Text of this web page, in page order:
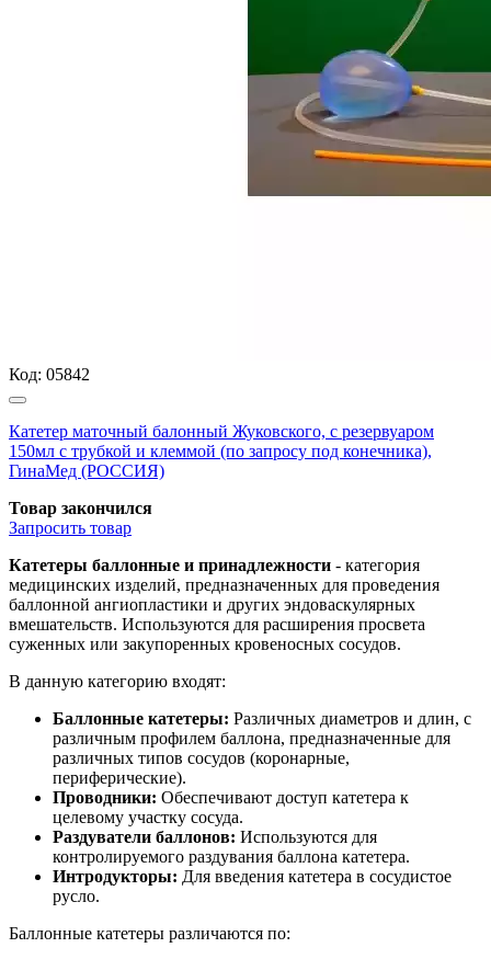
Код: 05842
Катетер маточный балонный Жуковского, с резервуаром
150мл с трубкой и клеммой (по запросу под конечника),
ГинаМед (РОССИЯ)
Товар закончился
Запросить товар
Катетеры баллонные и принадлежности - категория
медицинских изделий, предназначенных для проведения
баллонной ангиопластики и других эндоваскулярных
вмешательств. Используются для расширения просвета
суженных или закупоренных кровеносных сосудов.
В данную категорию входят:
Баллонные катетеры: Различных диаметров и длин, с
различным профилем баллона, предназначенные для
различных типов сосудов (коронарные,
периферические).
Проводники: Обеспечивают доступ катетера к
целевому участку сосуда.
Раздуватели баллонов: Используются для
контролируемого раздувания баллона катетера.
Интродукторы: Для введения катетера в сосудистое
русло.
Баллонные катетеры различаются по: